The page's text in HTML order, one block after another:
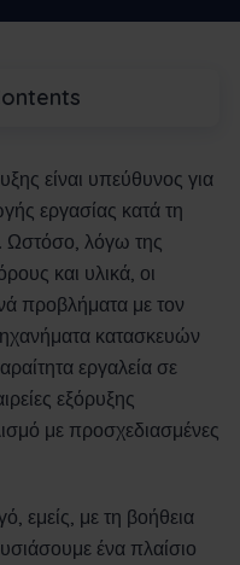
είναι υπεύθυνος για
εργασίας κατά τη
Ωστόσο, λόγω της
και υλικά, οι
προβλήματα με τον
κατασκευών
εργαλεία σε
εξόρυξης
με προσχεδιασμένες
εμείς, με τη βοήθεια
ένα πλαίσιο